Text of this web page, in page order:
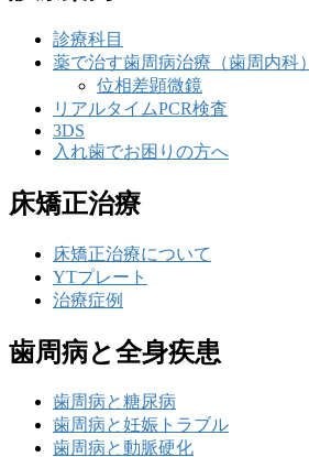
診療科目
薬で治す歯周病治療（歯周内科）
位相差顕微鏡
リアルタイムPCR検査
3DS
入れ歯でお困りの方へ
床矯正治療
床矯正治療について
YTプレート
治療症例
歯周病と全身疾患
歯周病と糖尿病
歯周病と妊娠トラブル
歯周病と動脈硬化